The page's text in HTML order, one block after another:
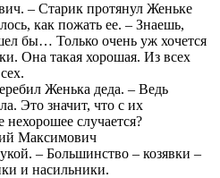
– Старик протянул Женьке
как пожать ее. – Знаешь,
бы… Только очень уж хочется
Она такая хорошая. Из всех
Женька деда. – Ведь
Это значит, что с их
случается?
Максимович
– Большинство – козявки –
и насильники.